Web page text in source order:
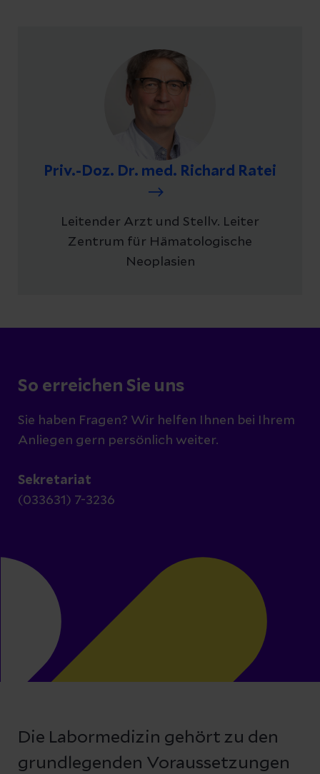
Priv.-Doz. Dr. med. Richard Ratei
Leitender Arzt und Stellv. Leiter
Zentrum für Hämatologische
Neoplasien
So erreichen Sie uns
Sie haben Fragen? Wir helfen Ihnen bei Ihrem
Anliegen gern persönlich weiter.
Sekretariat
(033631) 7-3236
Die Labormedizin gehört zu den
grundlegenden Voraussetzungen